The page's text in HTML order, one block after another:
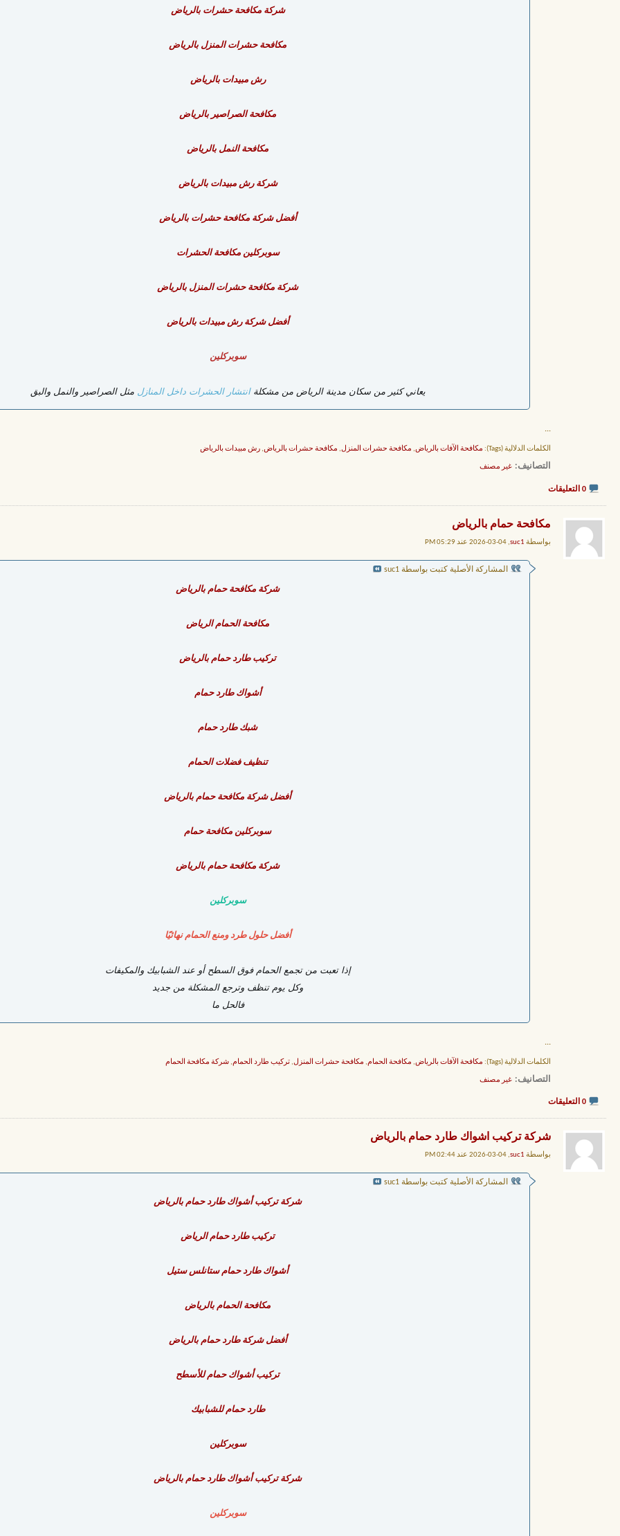
شركة مكافحة حشرات بالرياض
مكافحة حشرات المنزل بالرياض
رش مبيدات بالرياض
مكافحة الصراصير بالرياض
مكافحة النمل بالرياض
شركة رش مبيدات بالرياض
أفضل شركة مكافحة حشرات بالرياض
سوبركلين مكافحة الحشرات
شركة مكافحة حشرات المنزل بالرياض
أفضل شركة رش مبيدات بالرياض
سوبركلين
يعاني كثير من سكان مدينة الرياض من مشكلةانتشار الحشرات داخل المنازل مثل الصراصير والنمل والبق
...
الكلمات الدلالية (Tags): مكافحة الآفات بالرياض, مكافحة حشرات المنزل, مكافحة حشرات بالرياض, رش مبيدات بالرياض
التصانيف غير مصنف
0 التعليقات
مكافحة حمام بالرياض
بواسطة suc1, 04-03-2026 عند 05:29 PM
المشاركة الأصلية كتبت بواسطة suc1
شركة مكافحة حمام بالرياض
مكافحة الحمام الرياض
تركيب طارد حمام بالرياض
أشواك طارد حمام
شبك طارد حمام
تنظيف فضلات الحمام
أفضل شركة مكافحة حمام بالرياض
سوبركلين مكافحة حمام
شركة مكافحة حمام بالرياض
سوبركلين
أفضل حلول طرد ومنع الحمام نهائيًا
إذا تعبت من تجمع الحمام فوق السطح أو عند الشبابيك والمكيفات
وكل يوم تنظف وترجع المشكلة من جديد
فالحل ما
...
الكلمات الدلالية (Tags): مكافحة الآفات بالرياض, مكافحة الحمام, مكافحة حشرات المنزل, تركيب طارد الحمام, شركة مكافحة الحمام
التصانيف غير مصنف
0 التعليقات
شركة تركيب اشواك طارد حمام بالرياض
بواسطة suc1, 04-03-2026 عند 02:44 PM
المشاركة الأصلية كتبت بواسطة suc1
شركة تركيب أشواك طارد حمام بالرياض
تركيب طارد حمام الرياض
أشواك طارد حمام ستانلس ستيل
مكافحة الحمام بالرياض
أفضل شركة طارد حمام بالرياض
تركيب أشواك حمام للأسطح
طارد حمام للشبابيك
سوبركلين
شركة تركيب أشواك طارد حمام بالرياض
سوبركلين